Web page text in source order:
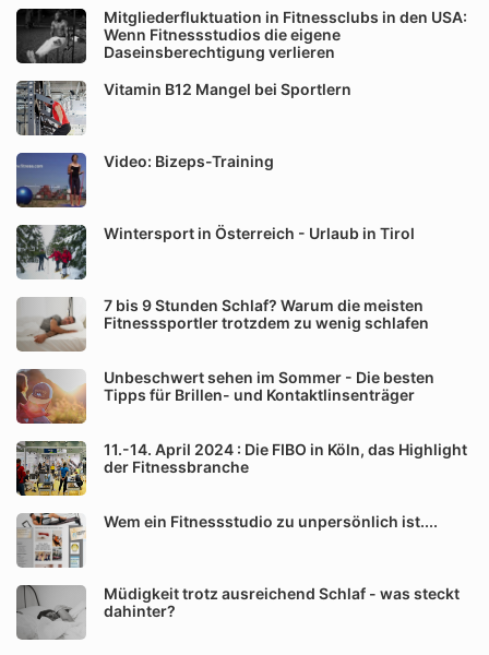
Mitgliederfluktuation in Fitnessclubs in den USA:
Wenn Fitnessstudios die eigene
Daseinsberechtigung verlieren
Vitamin B12 Mangel bei Sportlern
Video: Bizeps-Training
Wintersport in Österreich - Urlaub in Tirol
7 bis 9 Stunden Schlaf? Warum die meisten
Fitnesssportler trotzdem zu wenig schlafen
Unbeschwert sehen im Sommer - Die besten
Tipps für Brillen- und Kontaktlinsenträger
11.-14. April 2024 : Die FIBO in Köln, das Highlight
der Fitnessbranche
Wem ein Fitnessstudio zu unpersönlich ist....
Müdigkeit trotz ausreichend Schlaf - was steckt
dahinter?